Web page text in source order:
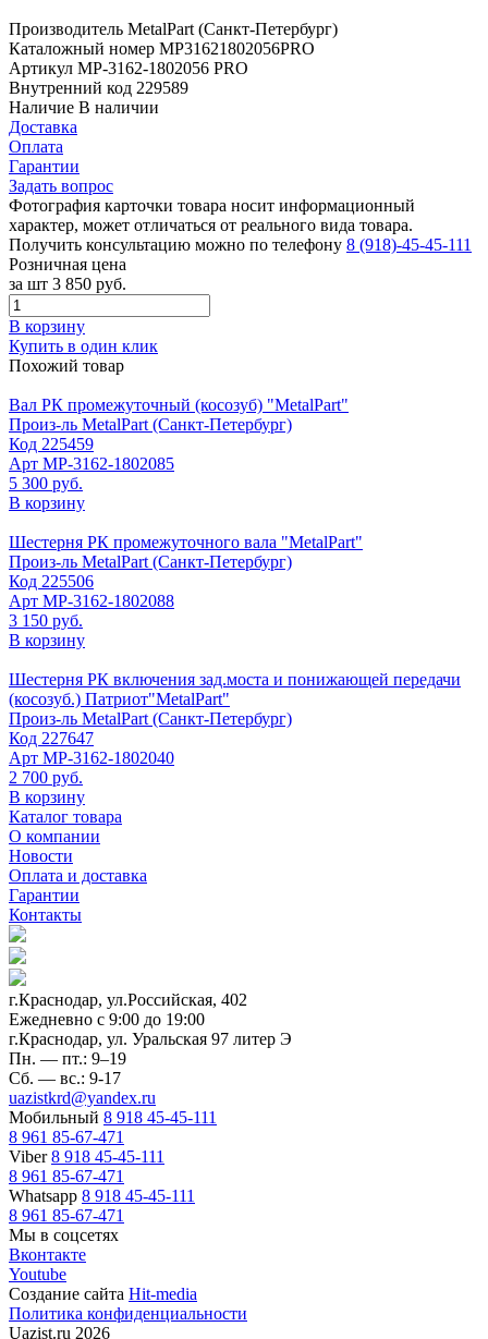
Производитель MetalPart (Санкт-Петербург)
Каталожный номер МР31621802056PRO
Артикул МР-3162-1802056 PRO
Внутренний код 229589
Наличие В наличии
Доставка
Оплата
Гарантии
Задать вопрос
Фотография карточки товара носит информационный
характер, может отличаться от реального вида товара.
Получить консультацию можно по телефону 8 (918)-45-45-111
Розничная цена
за шт 3 850 руб.
В корзину
Купить в один клик
Похожий товар
Вал РК промежуточный (косозуб) "MetalPart"
Произ-ль MetalPart (Санкт-Петербург)
Код 225459
Арт МР-3162-1802085
5 300 руб.
В корзину
Шестерня РК промежуточного вала "MetalPart"
Произ-ль MetalPart (Санкт-Петербург)
Код 225506
Арт МР-3162-1802088
3 150 руб.
В корзину
Шестерня РК включения зад.моста и понижающей передачи
(косозуб.) Патриот"MetalPart"
Произ-ль MetalPart (Санкт-Петербург)
Код 227647
Арт МР-3162-1802040
2 700 руб.
В корзину
Каталог товара
О компании
Новости
Оплата и доставка
Гарантии
Контакты
г.Краснодар, ул.Российская, 402
Ежедневно c 9:00 до 19:00
г.Краснодар, ул. Уральская 97 литер Э
Пн. — пт.: 9–19
Сб. — вс.: 9-17
uazistkrd@yandex.ru
Мобильный 8 918 45-45-111
8 961 85-67-471
Viber8 918 45-45-111
8 961 85-67-471
Whatsapp 8 918 45-45-111
8 961 85-67-471
Мы в соцсетях
Вконтакте
Youtube
Создание сайта Hit-media
Политика конфиденциальности
Uazist.ru 2026